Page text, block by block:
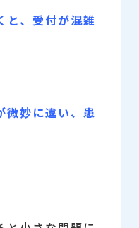
と、受付が混雑
微妙に違い、患